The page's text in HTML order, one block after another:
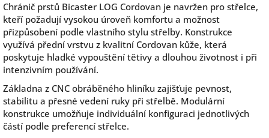
Chránič prstů Bicaster LOG Cordovan je navržen pro střelce,
kteří požadují vysokou úroveň komfortu a možnost
přizpůsobení podle vlastního stylu střelby. Konstrukce
využívá přední vrstvu z kvalitní Cordovan kůže, která
poskytuje hladké vypouštění tětivy a dlouhou životnost i při
intenzivním používání.
Základna z CNC obráběného hliníku zajišťuje pevnost,
stabilitu a přesné vedení ruky při střelbě. Modulární
konstrukce umožňuje individuální konfiguraci jednotlivých
částí podle preferencí střelce.